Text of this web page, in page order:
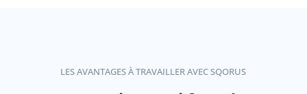
LES AVANTAGES À TRAVAILLER AVEC SQORUS